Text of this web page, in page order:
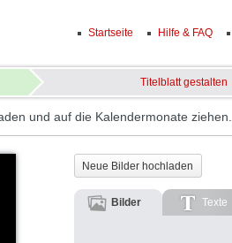
Startseite Hilfe & FAQ
Titelblatt gestalten
und auf die Kalendermonate ziehen.
Neue Bilder hochladen
Bilder Texte